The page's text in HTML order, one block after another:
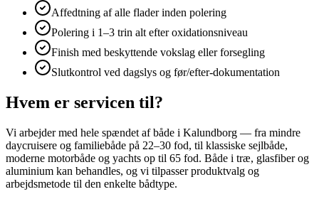
Affedtning af alle flader inden polering
Polering i 1–3 trin alt efter oxidationsniveau
Finish med beskyttende vokslag eller forsegling
Slutkontrol ved dagslys og før/efter-dokumentation
Hvem er servicen til?
Vi arbejder med hele spændet af både i Kalundborg — fra mindre
daycruisere og familiebåde på 22–30 fod, til klassiske sejlbåde,
moderne motorbåde og yachts op til 65 fod. Både i træ, glasfiber og
aluminium kan behandles, og vi tilpasser produktvalg og
arbejdsmetode til den enkelte bådtype.